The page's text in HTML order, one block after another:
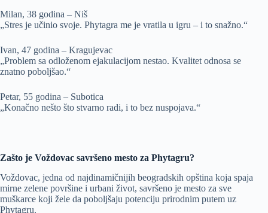
Milan, 38 godina – Niš
„Stres je učinio svoje. Phytagra me je vratila u igru – i to snažno.“
Ivan, 47 godina – Kragujevac
„Problem sa odloženom ejakulacijom nestao. Kvalitet odnosa se
znatno poboljšao.“
Petar, 55 godina – Subotica
„Konačno nešto što stvarno radi, i to bez nuspojava.“
Zašto je Voždovac savršeno mesto za Phytagru?
Voždovac, jedna od najdinamičnijih beogradskih opština koja spaja
mirne zelene površine i urbani život, savršeno je mesto za sve
muškarce koji žele da poboljšaju potenciju prirodnim putem uz
Phytagru.